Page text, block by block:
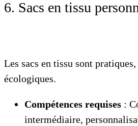
6. Sacs en tissu
Les sacs en tissu sont
écologiques.
Compétences requises :
intermédiaire,